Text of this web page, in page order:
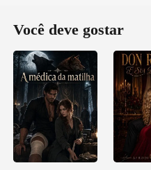
Você deve gostar